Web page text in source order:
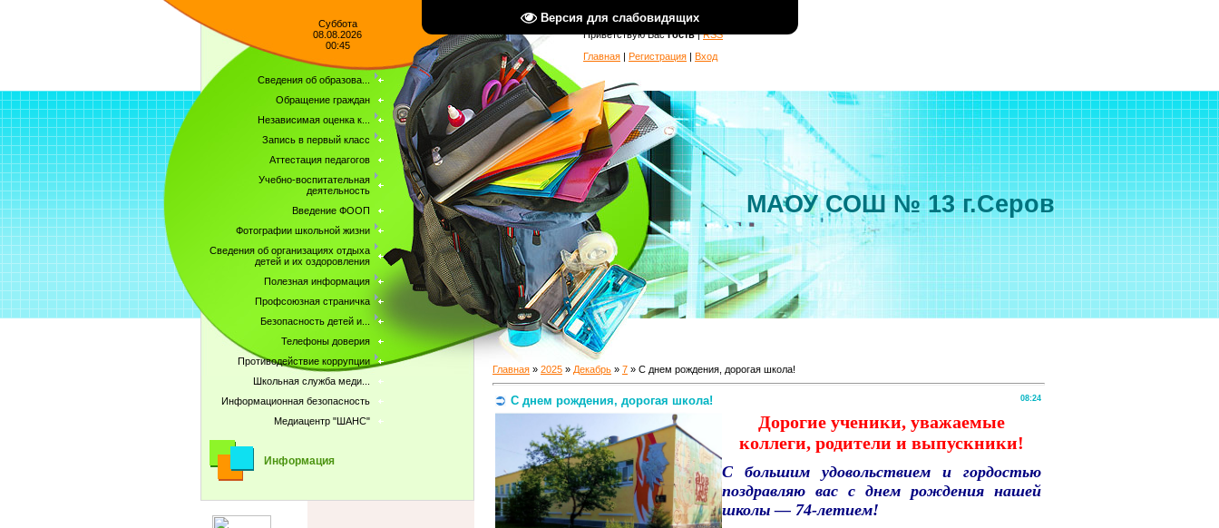
Версия для слабовидящих
Суббота
08.08.2026
00:45
Сведения об образова...
Обращение граждан
Независимая оценка к...
Запись в первый класс
Аттестация педагогов
Учебно-воспитательная
деятельность
Введение ФООП
Фотографии школьной жизни
Сведения об организациях отдыха
детей и их оздоровления
Полезная информация
Профсоюзная страничка
Безопасность детей и...
Телефоны доверия
Противодействие коррупции
Школьная служба меди...
Информационная безопасность
Медиацентр "ШАНС"
Информация
Приветствую Вас Гость|RSS
Главная | Регистрация | Вход
МАОУ СОШ № 13 г.Серов
Главная » 2025 » Декабрь » 7 » С днем рождения, дорогая школа!
08:24
С днем рождения, дорогая школа!
Дорогие ученики, уважаемые
коллеги, родители и выпускники!
С большим удовольствием и гордостью
поздравляю вас с днем рождения нашей
школы — 74-летием!